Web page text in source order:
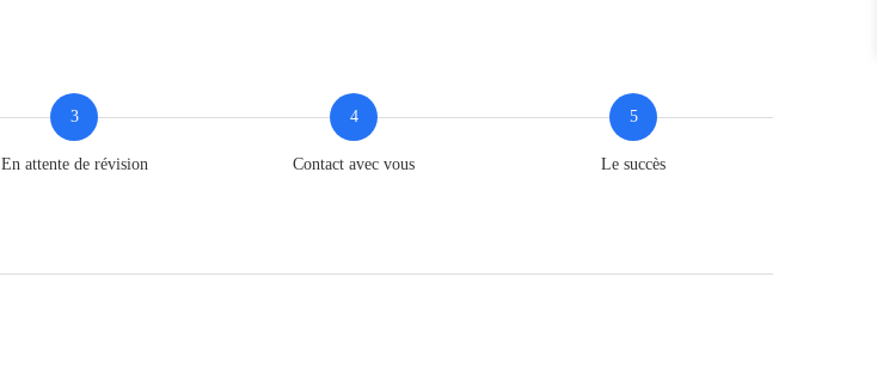
3
En attente de révision
4
Contact avec vous
5
Le succès